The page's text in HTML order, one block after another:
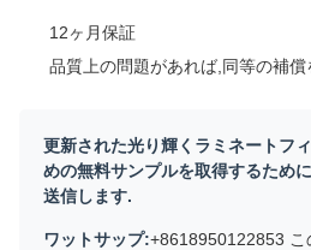
12ヶ月保証
品質上の問題があれば,同等の補償
更新された光り輝くラミネートフ
めの無料サンプルを取得するため
送信します.
ワットサップ:+8618950122853 こ